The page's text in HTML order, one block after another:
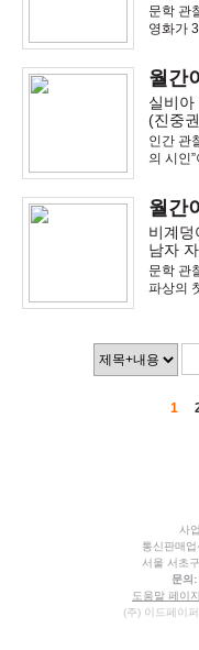
문학 관
영화가
에 남는
월간
실비
(진중
하는 법
인간 관
의 시인
로 몰아
월간
비계
남자
문학 관
파상의
품으로
1
사
통신판매
서울 서초
문의:
도움말 페이지
(주) 이드페이